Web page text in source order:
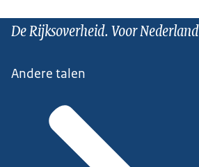
De Rijksoverheid. Voor Nederland
Andere talen